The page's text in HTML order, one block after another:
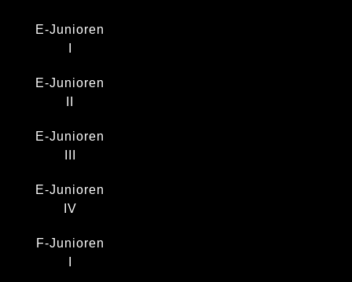
E-Junioren
E-Junioren
E-Junioren
E-Junioren
IV
F-Junioren